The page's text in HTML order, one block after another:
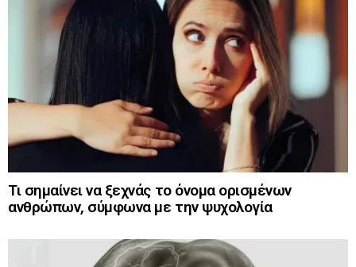
Τι σημαίνει να ξεχνάς το όνομα ορισμένων
ανθρώπων, σύμφωνα με την ψυχολογία